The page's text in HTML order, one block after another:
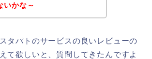
いかな～
タパトのサービスの良いレビューの
て欲しいと、質問してきたんですよ